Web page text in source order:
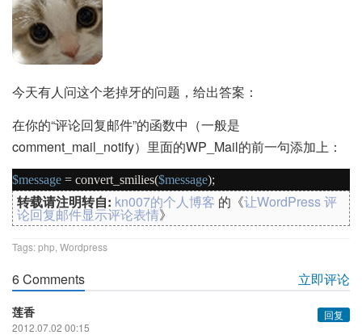
今天有人问这个老掉牙的问题，给出答案：
在你的“评论回复邮件”的函数中（一般是
comment_mail_notify）里面的WP_Mail的前一句添加上：
$message = convert_smilies($message);
转载请注明转自: kn007的个人博客 的《让WordPress 评
论回复邮件显示评论表情》
Tags:php Wordpress
6 Comments 立即评论
莲香
回复
2012.07.02 00:15